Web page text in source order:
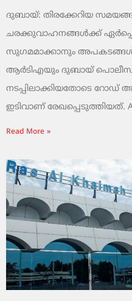
ദുബായ്: തിരക്കേറിയ
ചരക്കുവാഹനങ്ങൾക്ക്
സുഗമമാക്കാനും അപകടങ്ങൾ
ആർടിഎയും ദുബായ് പൊലീസും
നടപ്പിലാക്കിയതോടെ റോഡ്
ഇടിവാണ് രേഖപ്പെടുത്തിയത്.
Read More »